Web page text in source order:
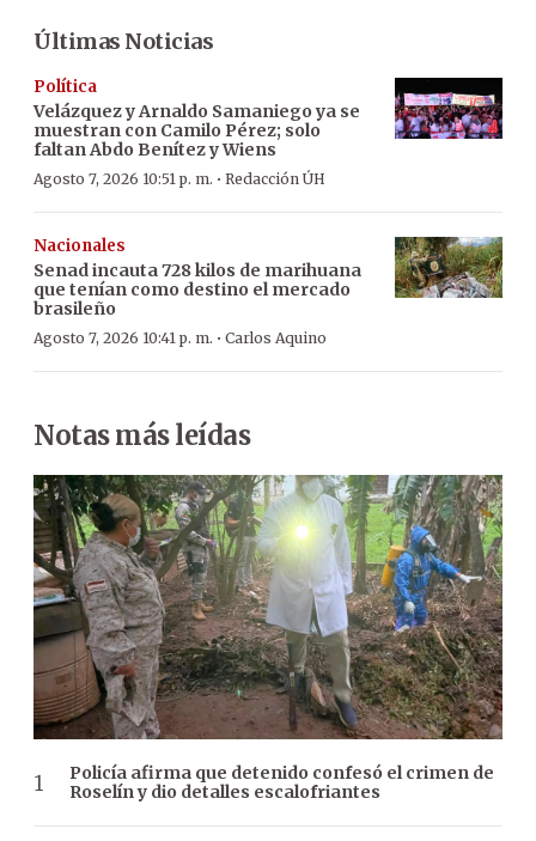
Últimas Noticias
Política
Velázquez y Arnaldo Samaniego ya se
muestran con Camilo Pérez; solo
faltan Abdo Benítez y Wiens
Agosto 7, 2026 10:51 p. m. · Redacción ÚH
Nacionales
Senad incauta 728 kilos de marihuana
que tenían como destino el mercado
brasileño
Agosto 7, 2026 10:41 p. m. · Carlos Aquino
Notas más leídas
Policía afirma que detenido confesó el crimen de
Roselín y dio detalles escalofriantes